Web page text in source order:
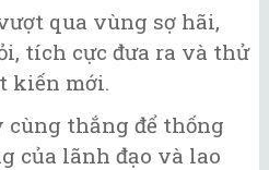
qua vùng sợ hãi,
tích cực đưa ra và thử
kiến mới.
cùng thắng để thống
của lãnh đạo và lao